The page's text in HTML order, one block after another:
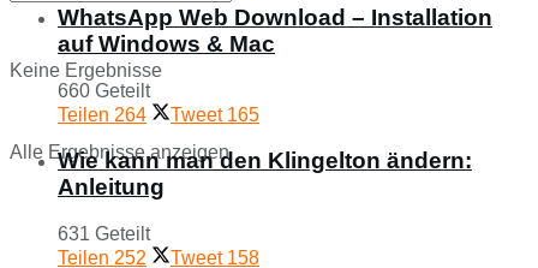
Keine Ergebnisse
Alle Ergebnisse anzeigen
WhatsApp Web Download – Installation
auf Windows & Mac
660 Geteilt
Teilen 264 Tweet 165
Wie kann man den Klingelton ändern:
Anleitung
631 Geteilt
Teilen 252 Tweet 158